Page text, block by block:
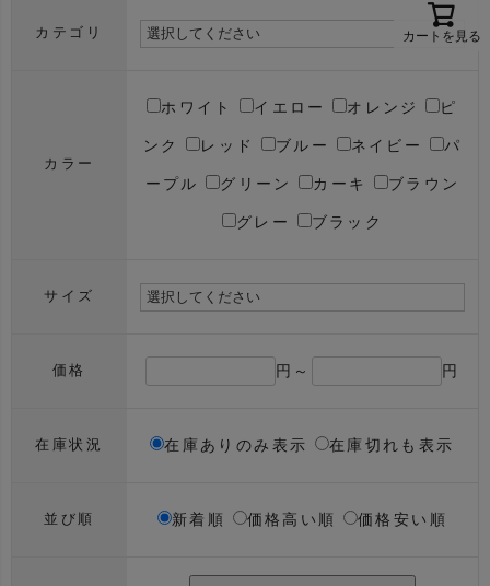
カートを見る
カテゴリ
カラー
ホワイト イエロー オレンジ ピ
ンク レッド ブルー ネイビー パ
ープル グリーン カーキ ブラウン
グレー ブラック
サイズ
価格 円～ 円
在庫状況 在庫ありのみ表示 在庫切れも表示
並び順 新着順 価格高い順 価格安い順